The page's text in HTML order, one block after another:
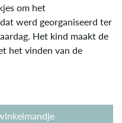
om het
werd georganiseerd ter
Het kind maakt de
het vinden van de